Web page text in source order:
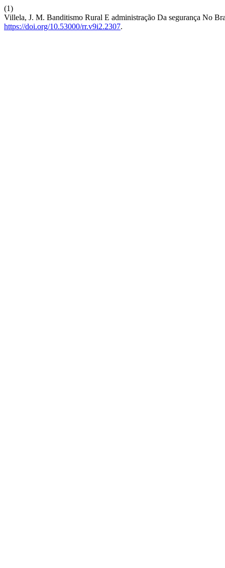
(1)
Villela, J. M. Banditismo Rural E administração Da segurança No
https://doi.org/10.53000/rr.v9i2.2307.